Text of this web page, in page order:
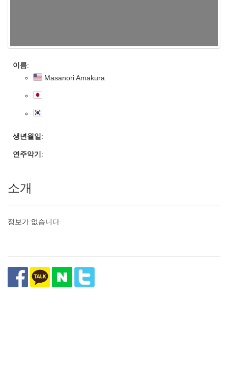
이름:
Masanori Amakura
생년월일 :
연주악기 :
소개
정보가 없습니다.